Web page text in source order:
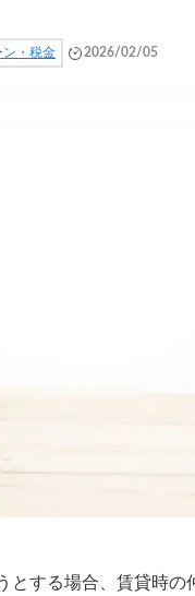
ン・税金 2026/02/05
とする場合、賃貸時